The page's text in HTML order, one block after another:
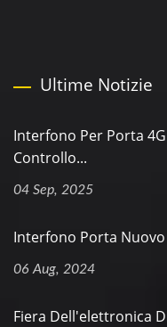
Ultime Notizie
Interfono Per Porta
Controllo...
04 Sep, 2025
Interfono Porta Nuovo
06 Aug, 2024
Fiera Dell'elettronica